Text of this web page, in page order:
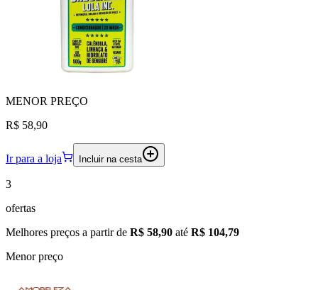
MENOR PREÇO
R$ 58,90
Ir para a loja Incluir na cesta
3
ofertas
Melhores preços a partir de R$ 58,90 até R$ 104,79
Menor preço